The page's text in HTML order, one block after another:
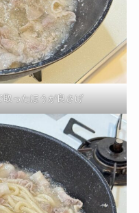
取ったほうが良さげ